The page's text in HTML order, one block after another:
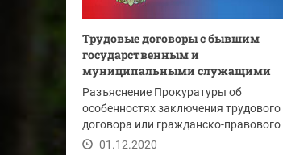
Трудовые договоры с бывшим
государственным и
муниципальными служащими
Разъяснение Прокуратуры об
особенностях заключения трудового
договора или гражданско-правового
договора с бывшим...
01.12.2020